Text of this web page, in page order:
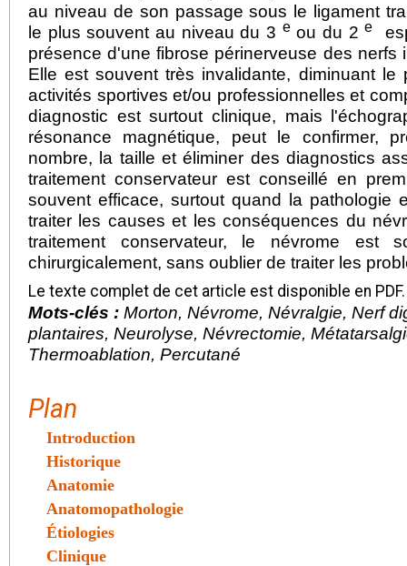
au niveau de son passage sous le ligament
le plus souvent au niveau du 3 eou du 2e
présence d'une fibrose périnerveuse des nerfs
Elle est souvent très invalidante, diminuant le
activités sportives et/ou professionnelles et
diagnostic est surtout clinique, mais
résonance magnétique, peut le confirmer,
nombre, la taille et éliminer des diagnostics
traitement conservateur est conseillé en
souvent efficace, surtout quand la pathologie
traiter les causes et les conséquences du
traitement conservateur, le névrome est
chirurgicalement, sans oublier de traiter les
Le texte complet de cet article est disponible en PDF.
Mots-clés : Morton, Névrome, Névralgie, Nerf
plantaires, Neurolyse, Névrectomie,
Thermoablation, Percutané
Plan
Introduction
Historique
Anatomie
Anatomopathologie
Étiologies
Clinique